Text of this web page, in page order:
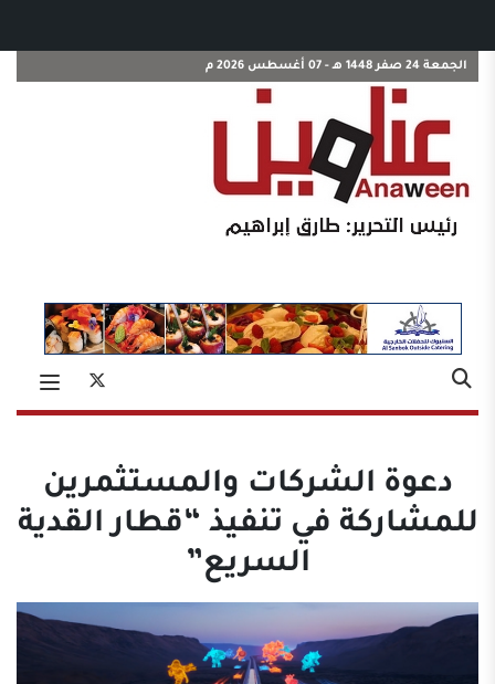
الجمعة 24 صفر 1448 هـ - 07 أغسطس 2026 م
دعوة الشركات والمستثمرين
للمشاركة في تنفيذ “قطار القدية
السريع”